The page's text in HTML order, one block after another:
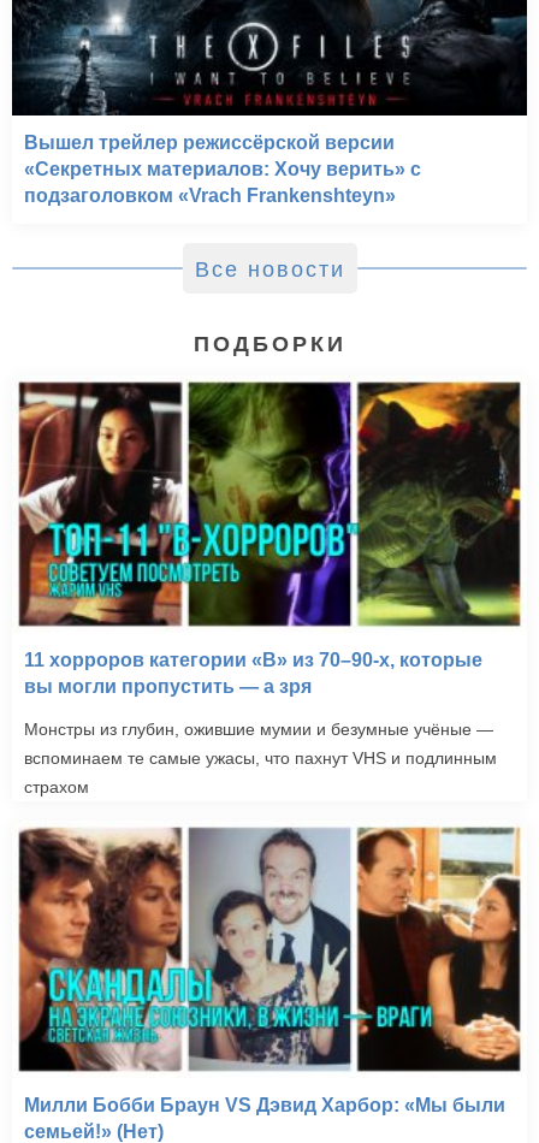
Вышел трейлер режиссёрской версии
«Секретных материалов: Хочу верить» с
подзаголовком «Vrach Frankenshteyn»
Все новости
ПОДБОРКИ
11 хорроров категории «B» из 70–90-х, которые
вы могли пропустить — а зря
Монстры из глубин, ожившие мумии и безумные учёные —
вспоминаем те самые ужасы, что пахнут VHS и подлинным
страхом
Милли Бобби Браун VS Дэвид Харбор: «Мы были
семьей!» (Нет)